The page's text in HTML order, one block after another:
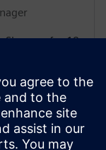
Siemens for 19
for the
topics from
group
In this
experience
help